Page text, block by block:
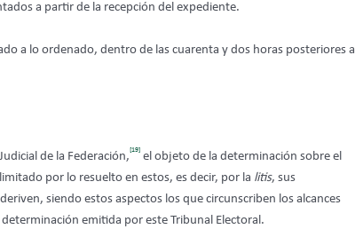
a partir de la recepción del expediente.
a lo ordenado, dentro de las cuarenta y dos horas posteriores a
de la Federación,
[19]
el objeto de la determinación sobre el
por lo resuelto en estos, es decir, por la litis, sus
siendo estos aspectos los que circunscriben los alcances
emitida por este Tribunal Electoral.